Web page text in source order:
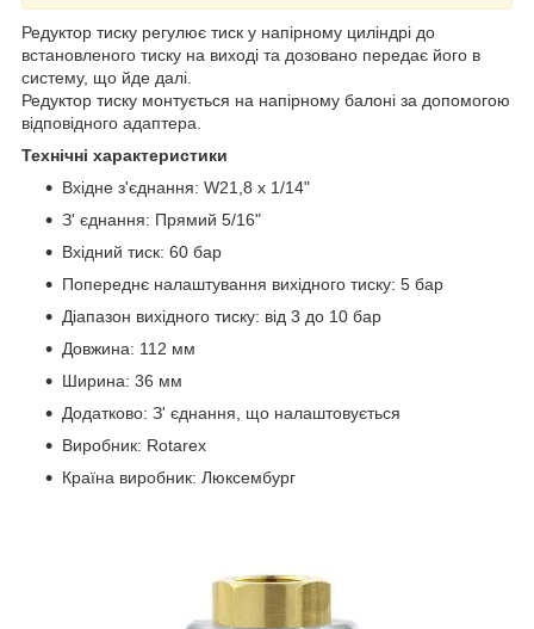
Редуктор тиску регулює тиск у напірному циліндрі до
встановленого тиску на виході та дозовано передає його в
систему, що йде далі.
Редуктор тиску монтується на напірному балоні за допомогою
відповідного адаптера.
Технічні характеристики
Вхідне з'єднання: W21,8 x 1/14"
З' єднання: Прямий 5/16"
Вхідний тиск: 60 бар
Попереднє налаштування вихідного тиску: 5 бар
Діапазон вихідного тиску: від 3 до 10 бар
Довжина: 112 мм
Ширина: 36 мм
Додатково: З' єднання, що налаштовується
Виробник: Rotarex
Країна виробник: Люксембург